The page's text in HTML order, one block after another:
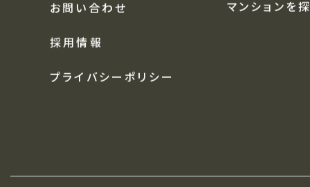
ご来店予約
お問い合わせ
採用情報
土地を探す